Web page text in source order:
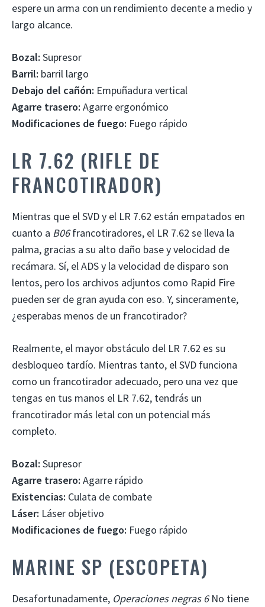
espere un arma con un rendimiento decente a medio y
largo alcance.
Bozal: Supresor
Barril: barril largo
Debajo del cañón: Empuñadura vertical
Agarre trasero: Agarre ergonómico
Modificaciones de fuego: Fuego rápido
LR 7.62 (RIFLE DE
FRANCOTIRADOR)
Mientras que el SVD y el LR 7.62 están empatados en
cuanto a B06francotiradores, el LR 7.62 se lleva la
palma, gracias a su alto daño base y velocidad de
recámara. Sí, el ADS y la velocidad de disparo son
lentos, pero los archivos adjuntos como Rapid Fire
pueden ser de gran ayuda con eso. Y, sinceramente,
¿esperabas menos de un francotirador?
Realmente, el mayor obstáculo del LR 7.62 es su
desbloqueo tardío. Mientras tanto, el SVD funciona
como un francotirador adecuado, pero una vez que
tengas en tus manos el LR 7.62, tendrás un
francotirador más letal con un potencial más
completo.
Bozal: Supresor
Agarre trasero: Agarre rápido
Existencias: Culata de combate
Láser: Láser objetivo
Modificaciones de fuego: Fuego rápido
MARINE SP (ESCOPETA)
Desafortunadamente, Operaciones negras 6No tiene